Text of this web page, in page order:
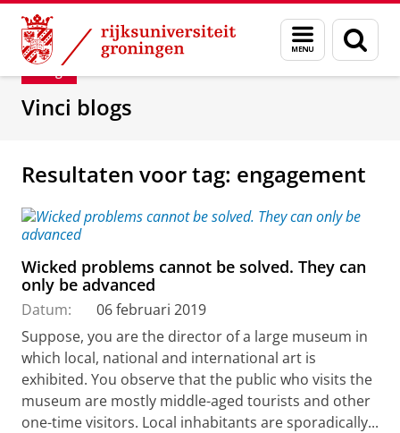
Skip
Content
Skip
Navigation
Menu
en
zoeken
Department of Innovation Management &
Blog
Vinci blogs
Resultaten voor tag: engagement
Wicked problems cannot be solved. They can
only be advanced
Datum:
06 februari 2019
Suppose, you are the director of a large museum in
which local, national and international art is
exhibited. You observe that the public who visits the
museum are mostly middle-aged tourists and other
one-time visitors. Local inhabitants are sporadically...